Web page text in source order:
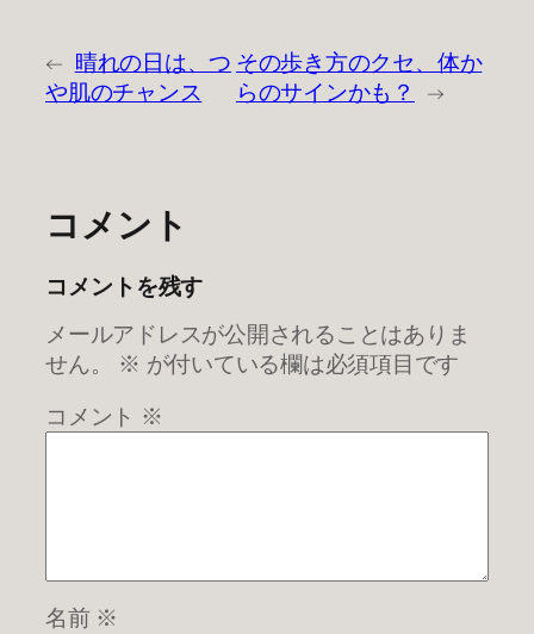
← 晴れの日は、つ
や肌のチャンス
その歩き方のクセ、体か
らのサインかも？
→
コメント
コメントを残す
メールアドレスが公開されることはありま
せん。
※ が付いている欄は必須項目です
コメント ※
名前 ※